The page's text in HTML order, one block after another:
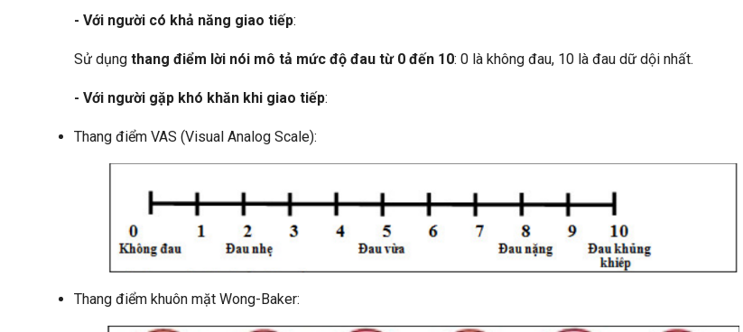
- Với người có khả năng giao tiếp:
Sử dụng thang điểm lời nói mô tả mức độ đau từ 0 đến 10: 0 là không đau, 10 là đau dữ dội nhất.
- Với người gặp khó khăn khi giao tiếp:
Thang điểm VAS (Visual Analog Scale):
Thang điểm khuôn mặt Wong-Baker: